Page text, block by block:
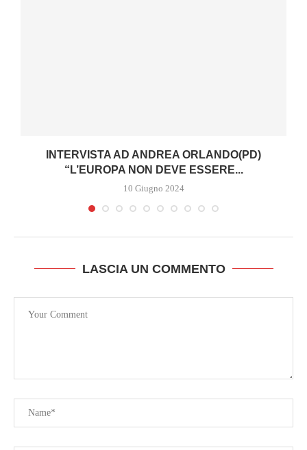
INTERVISTA AD ANDREA ORLANDO(PD)
“L’EUROPA NON DEVE ESSERE...
10 Giugno 2024
LASCIA UN COMMENTO